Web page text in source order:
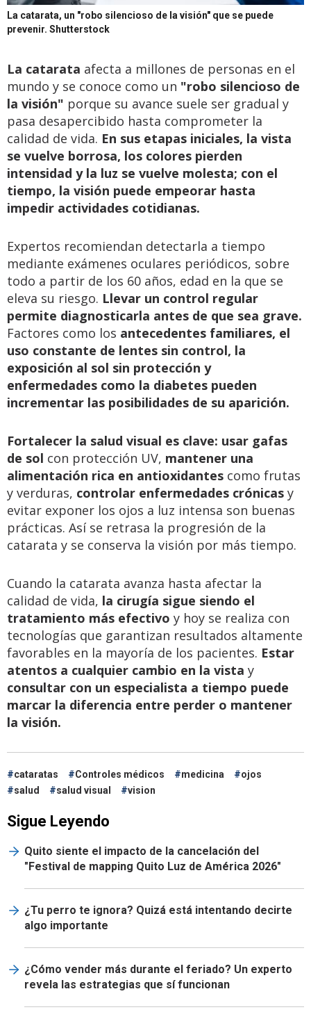
La catarata, un "robo silencioso de la visión" que se puede
prevenir. Shutterstock
La catarata afecta a millones de personas en el
mundo y se conoce como un "robo silencioso de
la visión" porque su avance suele ser gradual y
pasa desapercibido hasta comprometer la
calidad de vida. En sus etapas iniciales, la vista
se vuelve borrosa, los colores pierden
intensidad y la luz se vuelve molesta; con el
tiempo, la visión puede empeorar hasta
impedir actividades cotidianas.
Expertos recomiendan detectarla a tiempo
mediante exámenes oculares periódicos, sobre
todo a partir de los 60 años, edad en la que se
eleva su riesgo. Llevar un control regular
permite diagnosticarla antes de que sea grave.
Factores como los antecedentes familiares, el
uso constante de lentes sin control, la
exposición al sol sin protección y
enfermedades como la diabetes pueden
incrementar las posibilidades de su aparición.
Fortalecer la salud visual es clave: usar gafas
de sol con protección UV, mantener una
alimentación rica en antioxidantes como frutas
y verduras, controlar enfermedades crónicas y
evitar exponer los ojos a luz intensa son buenas
prácticas. Así se retrasa la progresión de la
catarata y se conserva la visión por más tiempo.
Cuando la catarata avanza hasta afectar la
calidad de vida, la cirugía sigue siendo el
tratamiento más efectivo y hoy se realiza con
tecnologías que garantizan resultados altamente
favorables en la mayoría de los pacientes. Estar
atentos a cualquier cambio en la vista y
consultar con un especialista a tiempo puede
marcar la diferencia entre perder o mantener
la visión.
cataratas Controles médicos medicina
ojos
salud
salud visual vision
Sigue Leyendo
Quito siente el impacto de la cancelación del
"Festival de mapping Quito Luz de América 2026"
¿Tu perro te ignora? Quizá está intentando decirte
algo importante
¿Cómo vender más durante el feriado? Un experto
revela las estrategias que sí funcionan